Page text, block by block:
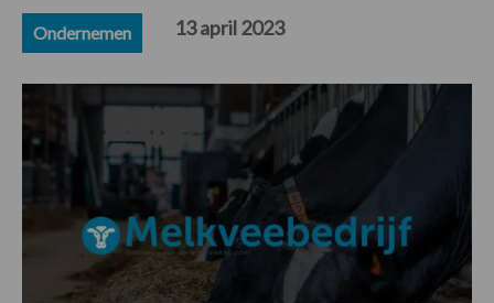
Ondernemen 13 april 2023